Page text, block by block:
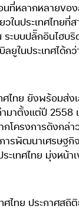
ที่หลากหลายขอ
วในประเทศไท
ระบบปลั๊กอินไฮ
ลยูในประเทศได้
ไทย ยังพร้อมส่
มาตั้งแต่ปี
กโครงการดังก
ารพัฒนาเศรษฐ
ะเทศไทย มุ่งห
ศไทย ประกาศ